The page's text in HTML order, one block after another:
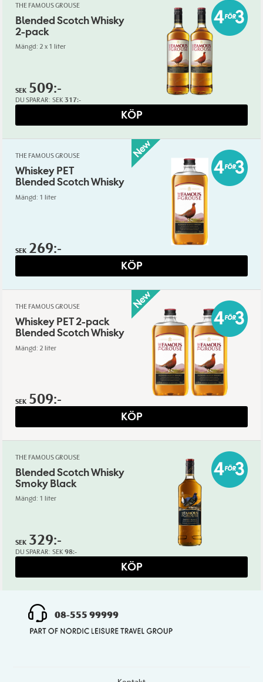
THE FAMOUS GROUSE
Blended Scotch Whisky
2-pack
Mängd: 2 x 1 liter
SEK 509:-
DU SPARAR: SEK 317:-
KÖP
THE FAMOUS GROUSE
Whiskey PET
Blended Scotch Whisky
Mängd: 1 liter
SEK 269:-
KÖP
THE FAMOUS GROUSE
Whiskey PET 2-pack
Blended Scotch Whisky
Mängd: 2 liter
SEK 509:-
KÖP
THE FAMOUS GROUSE
Blended Scotch Whisky
Smoky Black
Mängd: 1 liter
SEK 329:-
DU SPARAR: SEK 98:-
KÖP
08-555 99999